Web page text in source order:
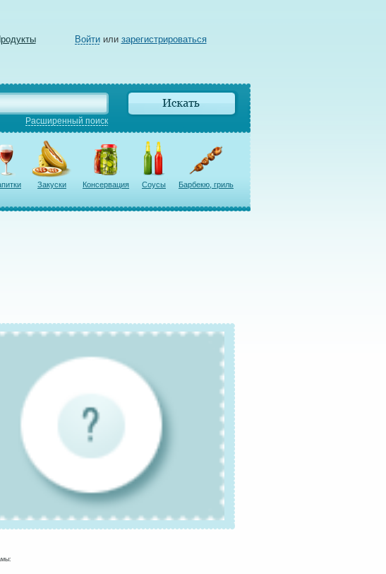
Войтиили зарегистрироваться
Расширенный поиск
Закуски Консервация Соусы Барбекю, гриль